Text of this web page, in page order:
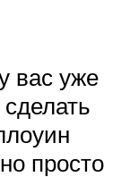
вас уже
просто